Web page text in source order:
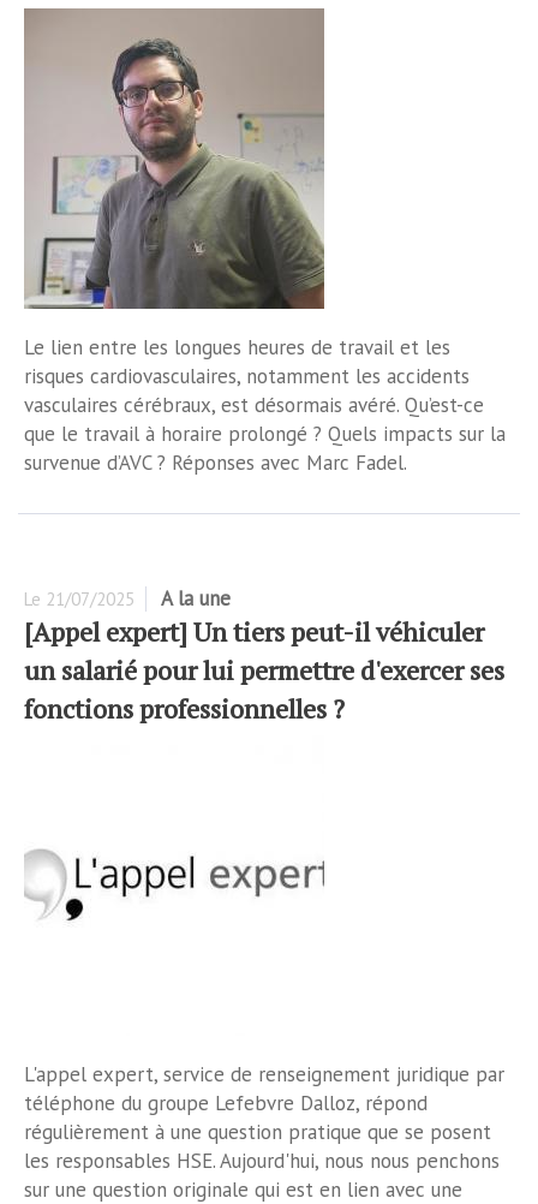
Le lien entre les longues heures de travail et les
risques cardiovasculaires, notamment les accidents
vasculaires cérébraux, est désormais avéré. Qu’est-ce
que le travail à horaire prolongé ? Quels impacts sur la
survenue d’AVC ? Réponses avec Marc Fadel.
Le 21/07/2025 A la une
[Appel expert] Un tiers peut-il véhiculer
un salarié pour lui permettre d'exercer ses
fonctions professionnelles ?
L'appel expert, service de renseignement juridique par
téléphone du groupe Lefebvre Dalloz, répond
régulièrement à une question pratique que se posent
les responsables HSE. Aujourd'hui, nous nous penchons
sur une question originale qui est en lien avec une